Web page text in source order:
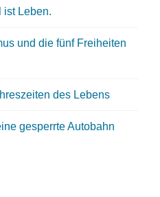
ist Leben.
und die fünf Freiheiten
des Lebens
gesperrte Autobahn